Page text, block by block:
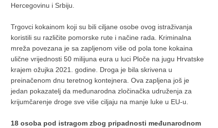
Hercegovinu i Srbiju.
Trgovci kokainom koji su bili ciljane osobe ovog istraživanja
koristili su različite pomorske rute i načine rada. Kriminalna
mreža povezana je sa zapljenom više od pola tone kokaina
ulične vrijednosti 50 milijuna eura u luci Ploče na jugu Hrvatske
krajem ožujka 2021. godine. Droga je bila skrivena u
preinačenom dnu teretnog kontejnera. Ova zapljena još je
jedan pokazatelj da međunarodna zločinačka udruženja za
krijumčarenje droge sve više ciljaju na manje luke u EU-u.
18 osoba pod istragom zbog pripadnosti međunarodnom